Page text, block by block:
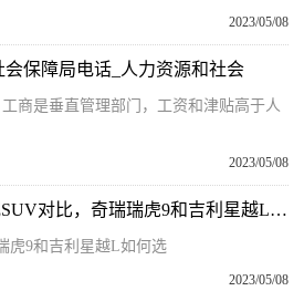
2023/05/08
保障局电话_人力资源和社会
商是垂直管理部门，工资和津贴高于人
2023/05/08
天天快资讯：自主旗舰SUV对比，奇瑞瑞虎9和吉利星越L如何选
虎9和吉利星越L如何选
2023/05/08